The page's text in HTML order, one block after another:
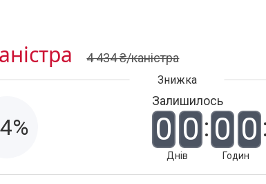
4 434 ₴/каністра
Залишилось
0 0
Днів
0 0
Годин